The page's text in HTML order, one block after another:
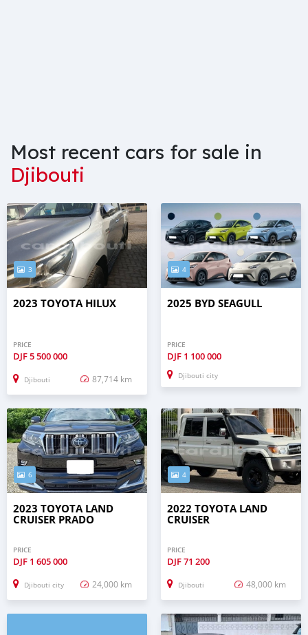
Most recent cars for sale in
Djibouti
3
2023 TOYOTA HILUX
PRICE
DJF5 500 000
Djibouti 87,714 km
4
2025 BYD SEAGULL
PRICE
DJF 1 100 000
Djibouti city
6
2023 TOYOTA LAND
CRUISER PRADO
PRICE
DJF 1 605 000
Djibouti city 24,000 km
4
2022 TOYOTA LAND
CRUISER
PRICE
DJF71 200
Djibouti 48,000 km